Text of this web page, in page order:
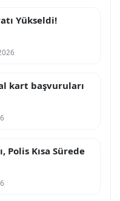
Yükseldi!
kart başvuruları
Polis Kısa Sürede